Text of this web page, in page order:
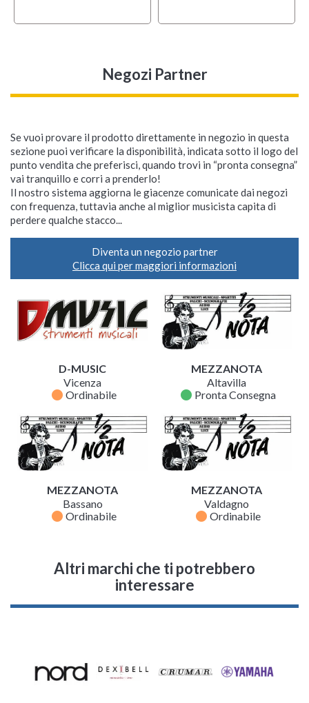
Negozi Partner
Se vuoi provare il prodotto direttamente in negozio in questa
sezione puoi verificare la disponibilità, indicata sotto il logo del
punto vendita che preferisci, quando trovi in “pronta consegna”
vai tranquillo e corri a prenderlo!
Il nostro sistema aggiorna le giacenze comunicate dai negozi
con frequenza, tuttavia anche al miglior musicista capita di
perdere qualche stacco...
Diventa un negozio partner
Clicca qui per maggiori informazioni
D-MUSIC
Vicenza
fiber_manual_record Ordinabile
MEZZANOTA
Altavilla
fiber_manual_record Pronta Consegna
MEZZANOTA
Bassano
fiber_manual_record Ordinabile
MEZZANOTA
Valdagno
fiber_manual_record Ordinabile
Altri marchi che ti potrebbero
interessare